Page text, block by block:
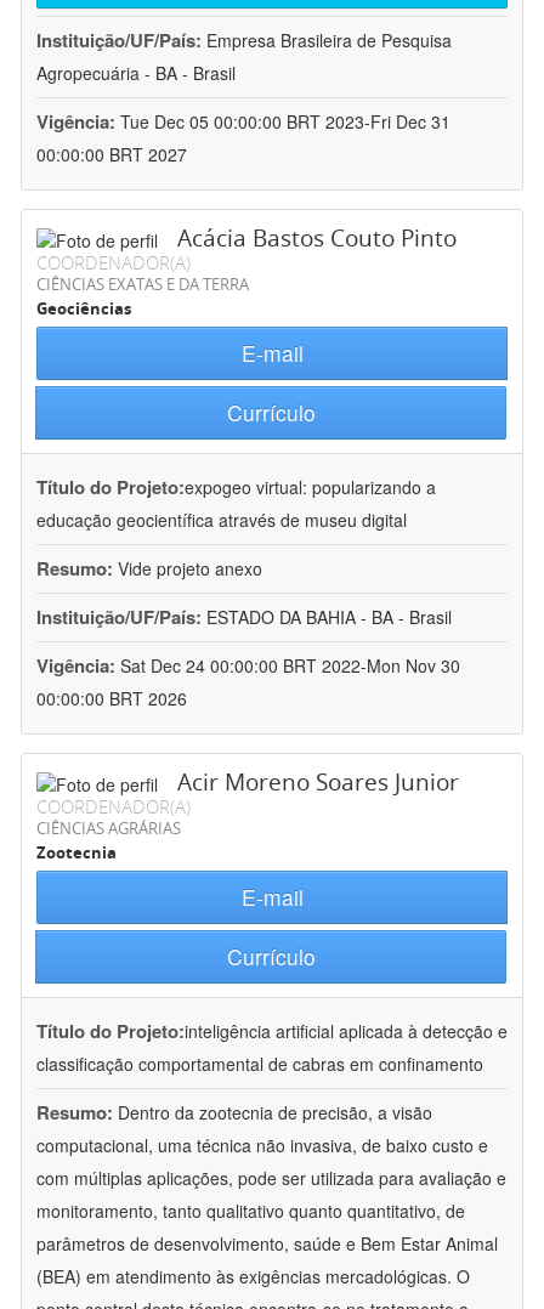
Instituição/UF/País: Empresa Brasileira de Pesquisa
Agropecuária - BA - Brasil
Vigência: Tue Dec 05 00:00:00 BRT 2023-Fri Dec 31
00:00:00 BRT 2027
Acácia Bastos Couto Pinto
COORDENADOR(A)
CIÊNCIAS EXATAS E DA TERRA
Geociências
E-mail
Currículo
Título do Projeto:expogeo virtual: popularizando a
educação geocientífica através de museu digital
Resumo: Vide projeto anexo
Instituição/UF/País: ESTADO DA BAHIA - BA - Brasil
Vigência: Sat Dec 24 00:00:00 BRT 2022-Mon Nov 30
00:00:00 BRT 2026
Acir Moreno Soares Junior
COORDENADOR(A)
CIÊNCIAS AGRÁRIAS
Zootecnia
E-mail
Currículo
Título do Projeto:inteligência artificial aplicada à detecção e
classificação comportamental de cabras em confinamento
Resumo: Dentro da zootecnia de precisão, a visão
computacional, uma técnica não invasiva, de baixo custo e
com múltiplas aplicações, pode ser utilizada para avaliação e
monitoramento, tanto qualitativo quanto quantitativo, de
parâmetros de desenvolvimento, saúde e Bem Estar Animal
(BEA) em atendimento às exigências mercadológicas. O